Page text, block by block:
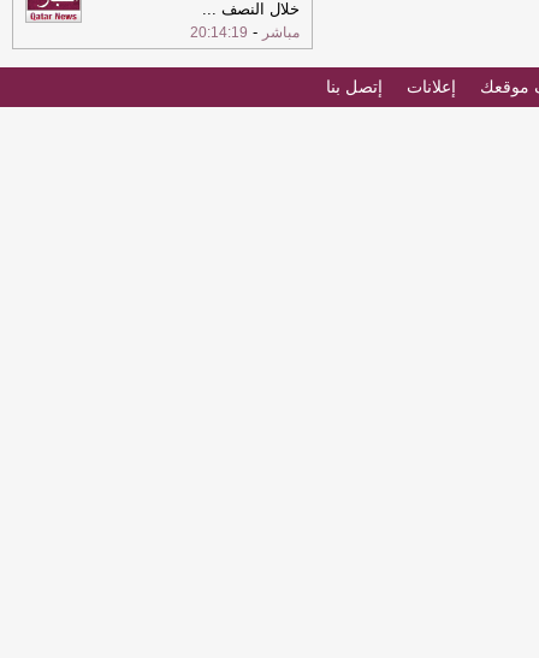
خلال النصف ...
مباشر -
20:14:19
موقعك إعلانات إتصل بنا